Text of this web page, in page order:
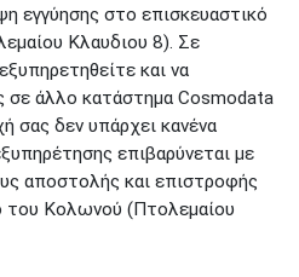
εγγύησης στο επισκευαστικό
Κλαυδιου 8). Σε
και να
σε άλλο κατάστημα Cosmodata
σας δεν υπάρχει κανένα
επιβαρύνεται με
αποστολής και επιστροφής
του Κολωνού (Πτολεμαίου